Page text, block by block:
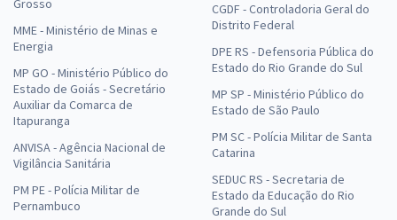
Grosso
MME - Ministério de Minas e
Energia
MP GO - Ministério Público do
Estado de Goiás - Secretário
Auxiliar da Comarca de
Itapuranga
ANVISA - Agência Nacional de
Vigilância Sanitária
PM PE - Polícia Militar de
Pernambuco
CGDF - Controladoria Geral do
Distrito Federal
DPE RS - Defensoria Pública do
Estado do Rio Grande do Sul
MP SP - Ministério Público do
Estado de São Paulo
PM SC - Polícia Militar de Santa
Catarina
SEDUC RS - Secretaria de
Estado da Educação do Rio
Grande do Sul